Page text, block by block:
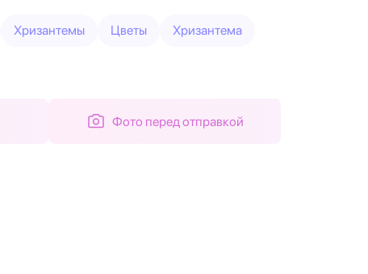
Хризантемы Цветы Хризантема
Фото перед отправкой